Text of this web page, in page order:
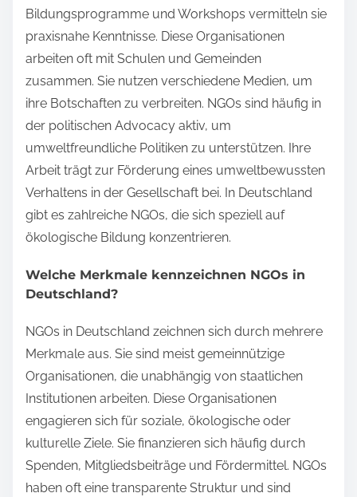
Bildungsprogramme und Workshops vermitteln sie
praxisnahe Kenntnisse. Diese Organisationen
arbeiten oft mit Schulen und Gemeinden
zusammen. Sie nutzen verschiedene Medien, um
ihre Botschaften zu verbreiten. NGOs sind häufig in
der politischen Advocacy aktiv, um
umweltfreundliche Politiken zu unterstützen. Ihre
Arbeit trägt zur Förderung eines umweltbewussten
Verhaltens in der Gesellschaft bei. In Deutschland
gibt es zahlreiche NGOs, die sich speziell auf
ökologische Bildung konzentrieren.
Welche Merkmale kennzeichnen NGOs in
Deutschland?
NGOs in Deutschland zeichnen sich durch mehrere
Merkmale aus. Sie sind meist gemeinnützige
Organisationen, die unabhängig von staatlichen
Institutionen arbeiten. Diese Organisationen
engagieren sich für soziale, ökologische oder
kulturelle Ziele. Sie finanzieren sich häufig durch
Spenden, Mitgliedsbeiträge und Fördermittel. NGOs
haben oft eine transparente Struktur und sind